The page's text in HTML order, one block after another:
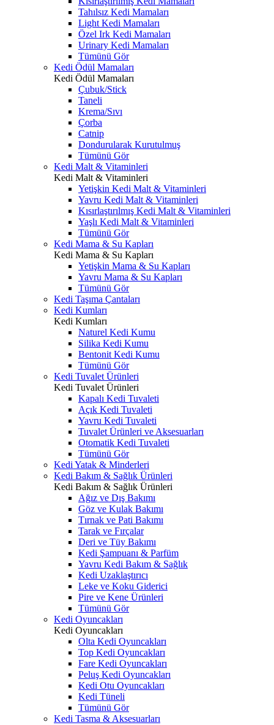
Tahılsız Kedi Mamaları
Light Kedi Mamaları
Özel Irk Kedi Mamaları
Urinary Kedi Mamaları
Tümünü Gör
Kedi Ödül Mamaları
Kedi Ödül Mamaları
Çubuk/Stick
Taneli
Krema/Sıvı
Çorba
Catnip
Dondurularak Kurutulmuş
Tümünü Gör
Kedi Malt & Vitaminleri
Kedi Malt & Vitaminleri
Yetişkin Kedi Malt & Vitaminleri
Yavru Kedi Malt & Vitaminleri
Kısırlaştırılmış Kedi Malt & Vitaminleri
Yaşlı Kedi Malt & Vitaminleri
Tümünü Gör
Kedi Mama & Su Kapları
Kedi Mama & Su Kapları
Yetişkin Mama & Su Kapları
Yavru Mama & Su Kapları
Tümünü Gör
Kedi Taşıma Çantaları
Kedi Kumları
Kedi Kumları
Naturel Kedi Kumu
Silika Kedi Kumu
Bentonit Kedi Kumu
Tümünü Gör
Kedi Tuvalet Ürünleri
Kedi Tuvalet Ürünleri
Kapalı Kedi Tuvaleti
Açık Kedi Tuvaleti
Yavru Kedi Tuvaleti
Tuvalet Ürünleri ve Aksesuarları
Otomatik Kedi Tuvaleti
Tümünü Gör
Kedi Yatak & Minderleri
Kedi Bakım & Sağlık Ürünleri
Kedi Bakım & Sağlık Ürünleri
Ağız ve Dış Bakımı
Göz ve Kulak Bakımı
Tırnak ve Pati Bakımı
Tarak ve Fırçalar
Deri ve Tüy Bakımı
Kedi Şampuanı & Parfüm
Yavru Kedi Bakım & Sağlık
Kedi Uzaklaştırıcı
Leke ve Koku Giderici
Pire ve Kene Ürünleri
Tümünü Gör
Kedi Oyuncakları
Kedi Oyuncakları
Olta Kedi Oyuncakları
Top Kedi Oyuncakları
Fare Kedi Oyuncakları
Peluş Kedi Oyuncakları
Kedi Otu Oyuncakları
Kedi Tüneli
Tümünü Gör
Kedi Tasma & Aksesuarları